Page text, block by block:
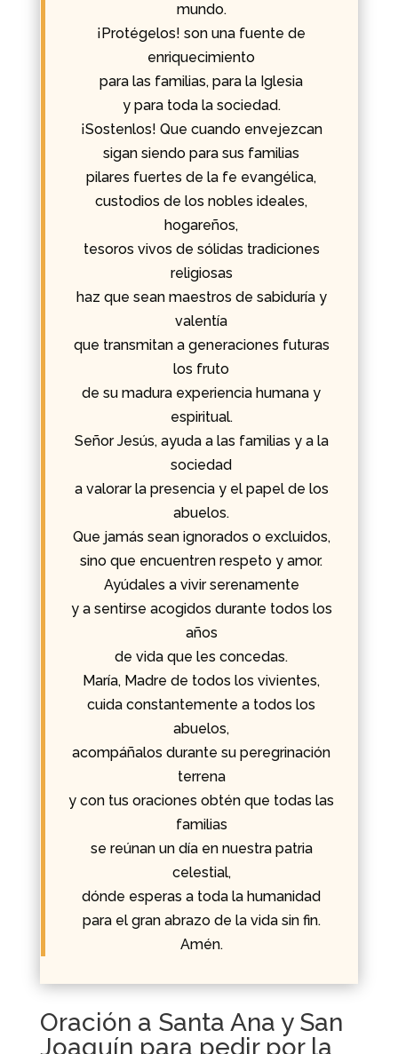
mundo.
¡Protégelos! son una fuente de
enriquecimiento
para las familias, para la Iglesia
y para toda la sociedad.
¡Sostenlos! Que cuando envejezcan
sigan siendo para sus familias
pilares fuertes de la fe evangélica,
custodios de los nobles ideales,
hogareños,
tesoros vivos de sólidas tradiciones
religiosas
haz que sean maestros de sabiduría y
valentía
que transmitan a generaciones futuras
los fruto
de su madura experiencia humana y
espiritual.
Señor Jesús, ayuda a las familias y a la
sociedad
a valorar la presencia y el papel de los
abuelos.
Que jamás sean ignorados o excluidos,
sino que encuentren respeto y amor.
Ayúdales a vivir serenamente
y a sentirse acogidos durante todos los
años
de vida que les concedas.
María, Madre de todos los vivientes,
cuida constantemente a todos los
abuelos,
acompáñalos durante su peregrinación
terrena
y con tus oraciones obtén que todas las
familias
se reúnan un día en nuestra patria
celestial,
dónde esperas a toda la humanidad
para el gran abrazo de la vida sin fin.
Amén.
Oración a Santa Ana y San
Joaquín para pedir por la